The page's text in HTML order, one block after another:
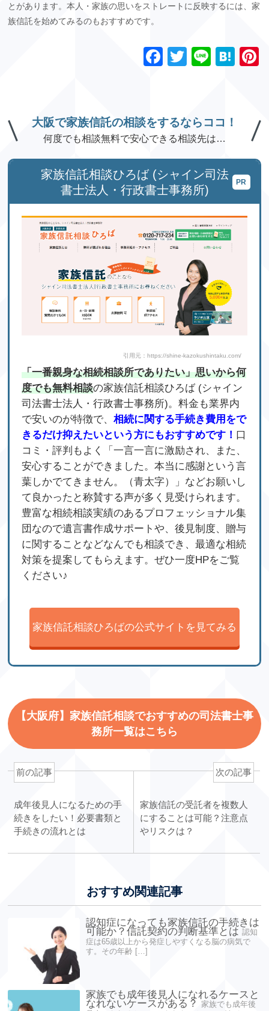
とがあります。本人・家族の思いをストレートに反映するには、家
族信託を始めてみるのもおすすめです。
F
e
b
o
k
T
er
Li
H
大阪で家族信託の相談をするならココ！
何度でも相談無料で安心できる相談先は…
家族信託相談ひろば (シャイン司法
書士法人・行政書士事務所)
引用元：https://shine-kazokushintaku.com/
「一番親身な相続相談所でありたい」思いから何
度でも無料相談の家族信託相談ひろば (シャイン
司法書士法人・行政書士事務所)。料金も業界内
で安いのが特徴で、相続に関する手続き費用をで
きるだけ抑えたいという方にもおすすめです！ 口
コミ・評判もよく「一言一言に激励され、また、
安心することができました。本当に感謝という言
葉しかでてきません。（青太字）」などお願いし
て良かったと称賛する声が多く見受けられます。
豊富な相続相談実績のあるプロフェッショナル集
団なので遺言書作成サポートや、後見制度、贈与
に関することなどなんでも相談でき、最適な相続
対策を提案してもらえます。ぜひ一度HPをご覧
ください♪
家族信託相談ひろばの公式サイトを見てみる
【大阪府】家族信託相談でおすすめの司法書士事
務所一覧はこちら
前の記事
成年後見人になるための手
続きをしたい！必要書類と
手続きの流れとは
次の記事
家族信託の受託者を複数人
にすることは可能？注意点
やリスクは？
おすすめ関連記事
認知症になっても家族信託の手続きは
可能か？信託契約の判断基準とは 認知
症は65歳以上から発症しやすくなる脳の病気で
す。その年齢 […]
家族でも成年後見人になれるケースと
なれないケースがある？
家族でも成年後